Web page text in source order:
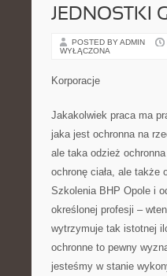
JEDNOSTKI
POSTED BY ADMIN
WYŁĄCZONA
Korporacje
Jakakolwiek praca ma
jaka jest ochronna na
ale taka odzież
ochronę ciała, ale także
Szkolenia BHP Opole i
określonej profesji –
wytrzymuje tak istotnej
ochronne to pewny
jesteśmy w stanie